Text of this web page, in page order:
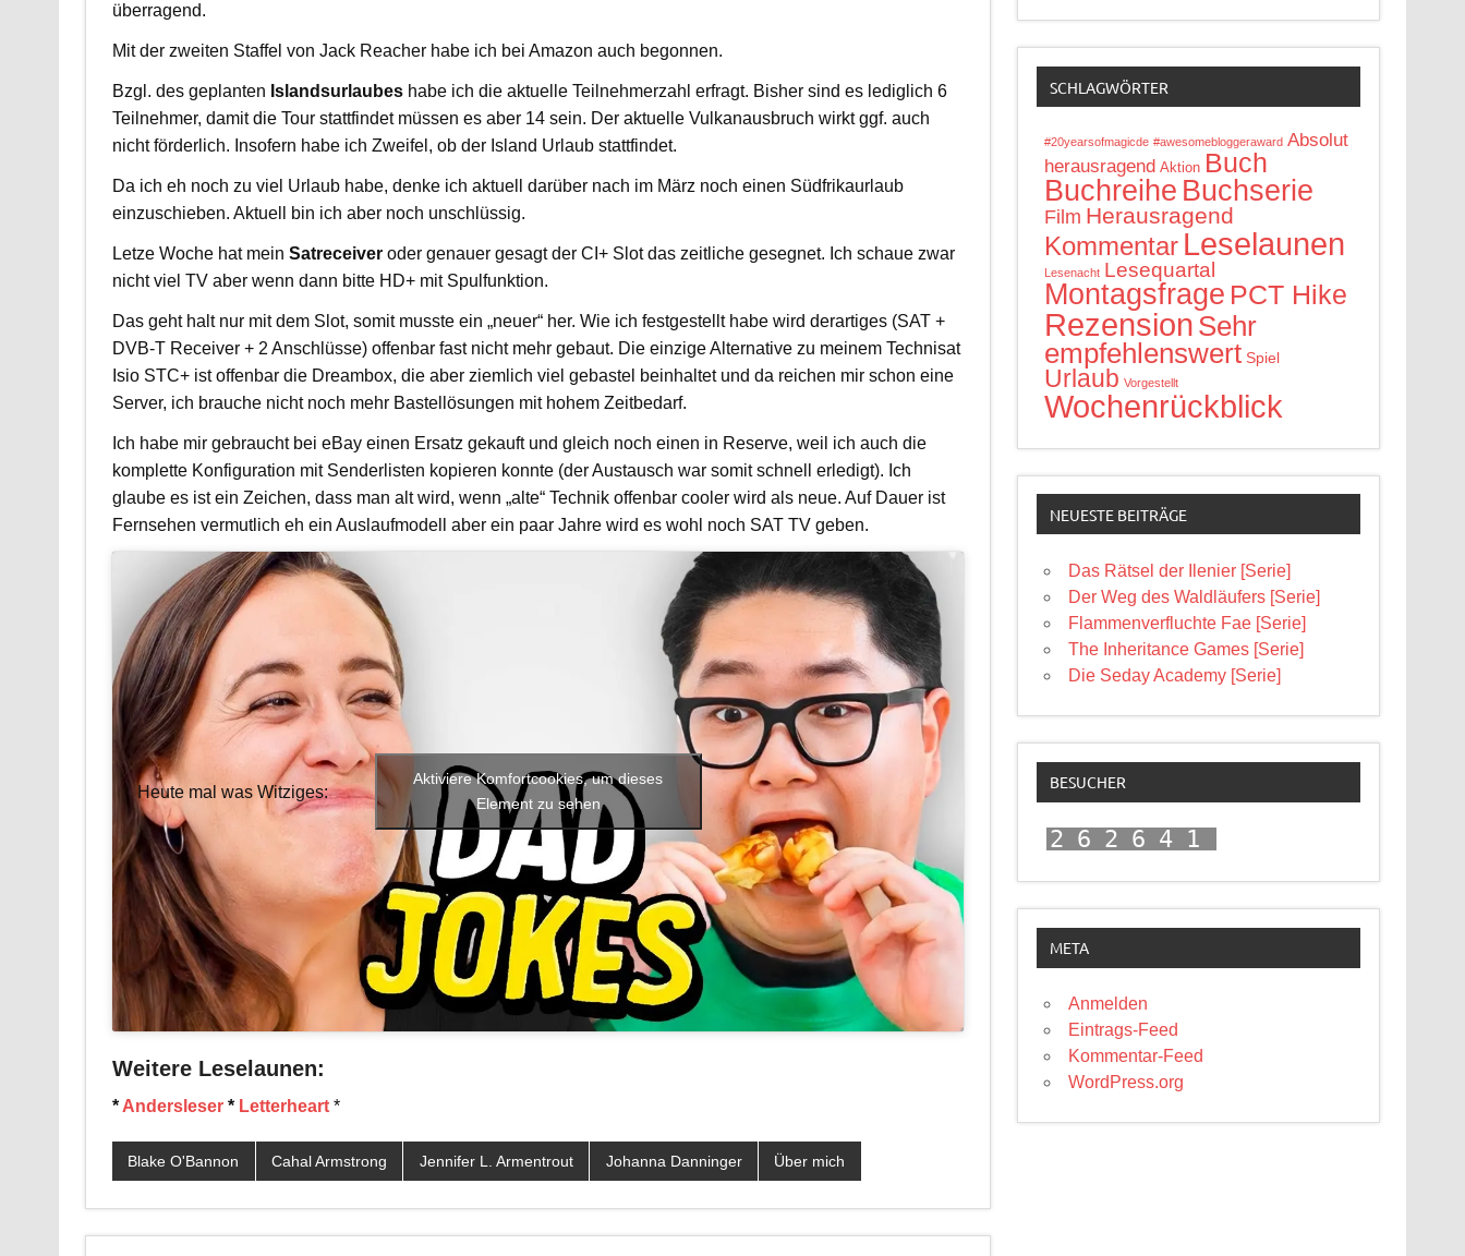
überragend.
Mit der zweiten Staffel von Jack Reacher habe ich bei Amazon auch begonnen.
Bzgl. des geplanten Islandsurlaubeshabe ich die aktuelle Teilnehmerzahl erfragt. Bisher sind es lediglich 6
Teilnehmer, damit die Tour stattfindet müssen es aber 14 sein. Der aktuelle Vulkanausbruch wirkt ggf. auch
nicht förderlich. Insofern habe ich Zweifel, ob der Island Urlaub stattfindet.
Da ich eh noch zu viel Urlaub habe, denke ich aktuell darüber nach im März noch einen Südfrikaurlaub
einzuschieben. Aktuell bin ich aber noch unschlüssig.
Letze Woche hat mein Satreceiveroder genauer gesagt der CI+ Slot das zeitliche gesegnet. Ich schaue zwar
nicht viel TV aber wenn dann bitte HD+ mit Spulfunktion.
Das geht halt nur mit dem Slot, somit musste ein „neuer“ her. Wie ich festgestellt habe wird derartiges (SAT +
DVB-T Receiver + 2 Anschlüsse) offenbar fast nicht mehr gebaut. Die einzige Alternative zu meinem Technisat
Isio STC+ ist offenbar die Dreambox, die aber ziemlich viel gebastel beinhaltet und da reichen mir schon eine
Server, ich brauche nicht noch mehr Bastellösungen mit hohem Zeitbedarf.
Ich habe mir gebraucht bei eBay einen Ersatz gekauft und gleich noch einen in Reserve, weil ich auch die
komplette Konfiguration mit Senderlisten kopieren konnte (der Austausch war somit schnell erledigt). Ich
glaube es ist ein Zeichen, dass man alt wird, wenn „alte“ Technik offenbar cooler wird als neue. Auf Dauer ist
Fernsehen vermutlich eh ein Auslaufmodell aber ein paar Jahre wird es wohl noch SAT TV geben.
Heute mal was Witziges:
Aktiviere Komfortcookies, um dieses
Element zu sehen
Weitere Leselaunen:
* Andersleser* Letterheart*
Blake O'Bannon Cahal Armstrong Jennifer L. Armentrout Johanna Danninger Über mich
SCHLAGWÖRTER
#20yearsofmagicde #awesomebloggeraward Absolut
herausragend Aktion Buch
Buchreihe Buchserie
Film Herausragend
Kommentar Leselaunen
Lesenacht Lesequartal
Montagsfrage PCT Hike
Rezension Sehr
empfehlenswert Spiel
Urlaub Vorgestellt
Wochenrückblick
NEUESTE BEITRÄGE
Das Rätsel der Ilenier [Serie]
Der Weg des Waldläufers [Serie]
Flammenverfluchte Fae [Serie]
The Inheritance Games [Serie]
Die Seday Academy [Serie]
BESUCHER
262641
META
Anmelden
Eintrags-Feed
Kommentar-Feed
WordPress.org